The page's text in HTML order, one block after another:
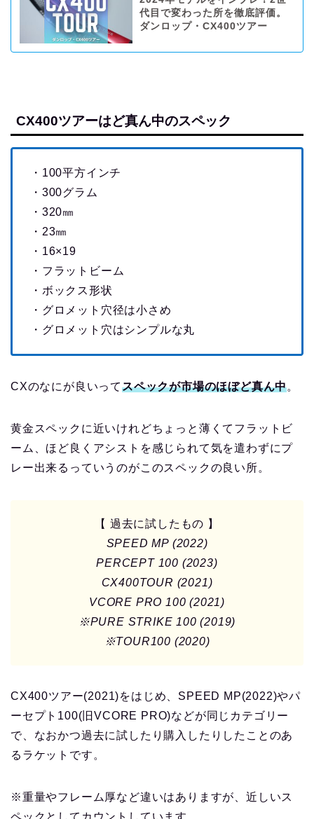
代目で変わった所を徹底評価。
ダンロップ・CX400ツアー
CX400ツアーはど真ん中のスペック
・100平方インチ
・300グラム
・320㎜
・23㎜
・16×19
・フラットビーム
・ボックス形状
・グロメット穴径は小さめ
・グロメット穴はシンプルな丸
CXのなにが良いってスペックが市場のほぼど真ん中。
黄金スペックに近いけれどちょっと薄くてフラットビ
ーム、ほど良くアシストを感じられて気を遣わずにプ
レー出来るっていうのがこのスペックの良い所。
【 過去に試したもの 】
SPEED MP (2022)
PERCEPT 100 (2023)
CX400TOUR (2021)
VCORE PRO 100 (2021)
※PURE STRIKE 100 (2019)
※TOUR100 (2020)
CX400ツアー(2021)をはじめ、SPEED MP(2022)やパ
ーセプト100(旧VCORE PRO)などが同じカテゴリー
で、なおかつ過去に試したり購入したりしたことのあ
るラケットです。
※重量やフレーム厚など違いはありますが、近しいス